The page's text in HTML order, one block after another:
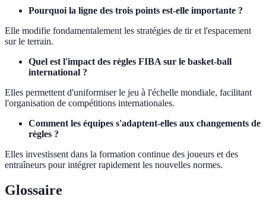
Pourquoi la ligne des trois points est-elle importante ?
Elle modifie fondamentalement les stratégies de tir et l'espacement
sur le terrain.
Quel est l'impact des règles FIBA sur le basket-ball
international ?
Elles permettent d'uniformiser le jeu à l'échelle mondiale, facilitant
l'organisation de compétitions internationales.
Comment les équipes s'adaptent-elles aux changements de
règles ?
Elles investissent dans la formation continue des joueurs et des
entraîneurs pour intégrer rapidement les nouvelles normes.
Glossaire